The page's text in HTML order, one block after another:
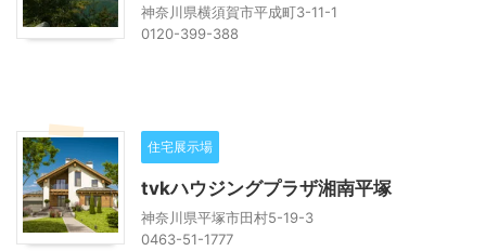
神奈川県横須賀市平成町3-11-1
0120-399-388
住宅展示場
tvkハウジングプラザ湘南平塚
神奈川県平塚市田村5-19-3
0463-51-1777